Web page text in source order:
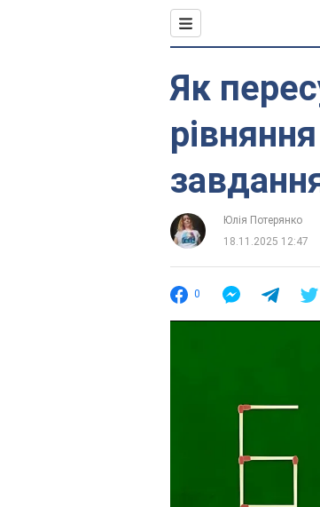
Як
Юлія Потерянко
18.11.2025 12:47
0